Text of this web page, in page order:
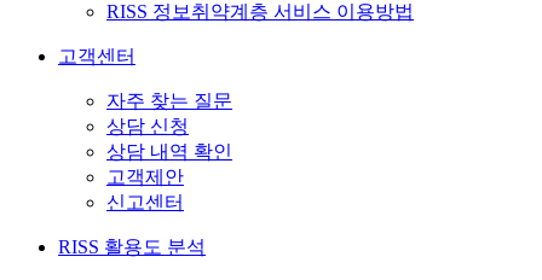
RISS 정보취약계층 서비스 이용방법
고객센터
자주 찾는 질문
상담 신청
상담 내역 확인
고객제안
신고센터
RISS 활용도 분석